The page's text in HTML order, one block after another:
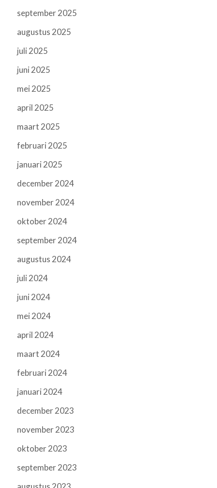
september 2025
augustus 2025
juli 2025
juni 2025
mei 2025
april 2025
maart 2025
februari 2025
januari 2025
december 2024
november 2024
oktober 2024
september 2024
augustus 2024
juli 2024
juni 2024
mei 2024
april 2024
maart 2024
februari 2024
januari 2024
december 2023
november 2023
oktober 2023
september 2023